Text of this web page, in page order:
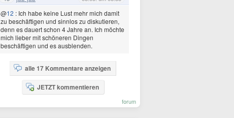
@12 : Ich habe keine Lust mehr mich damit
zu beschäftigen und sinnlos zu diskutieren,
denn es dauert schon 4 Jahre an. Ich möchte
mich lieber mit schöneren Dingen
beschäftigen und es ausblenden.
alle 17 Kommentare anzeigen
JETZT kommentieren
forum